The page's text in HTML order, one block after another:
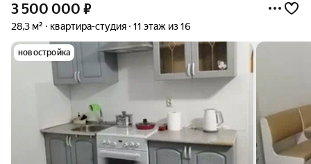
3 500 000 ₽
28,3 м² квартира-студия 11 этаж из 16
новостройка